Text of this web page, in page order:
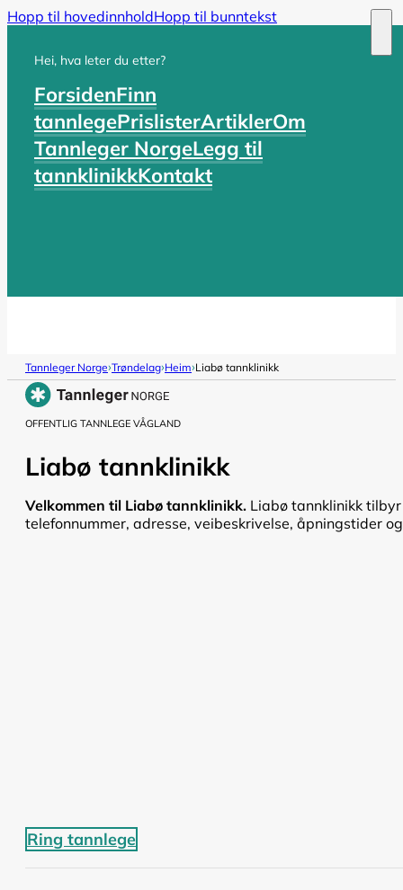
Hopp til hovedinnholdHopp til bunntekst
Hei, hva leter du etter?
ForsidenFinn
tannlegePrislisterArtiklerOm
Tannleger NorgeLegg til
tannklinikkKontakt
Tannleger Norge›Trøndelag›Heim›Liabø tannklinikk
OFFENTLIG TANNLEGE VÅGLAND
Liabø tannklinikk
Velkommen til Liabø tannklinikk. Liabø tannklinikk
telefonnummer, adresse, veibeskrivelse, åpningstider
Ring tannlege